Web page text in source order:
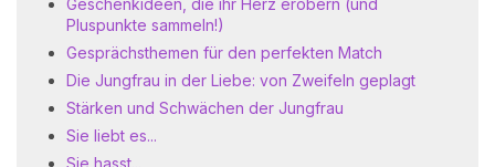
Geschenkideen, die ihr Herz erobern (und
Pluspunkte sammeln!)
Gesprächsthemen für den perfekten Match
Die Jungfrau in der Liebe: von Zweifeln geplagt
Stärken und Schwächen der Jungfrau
Sie liebt es...
Sie hasst...